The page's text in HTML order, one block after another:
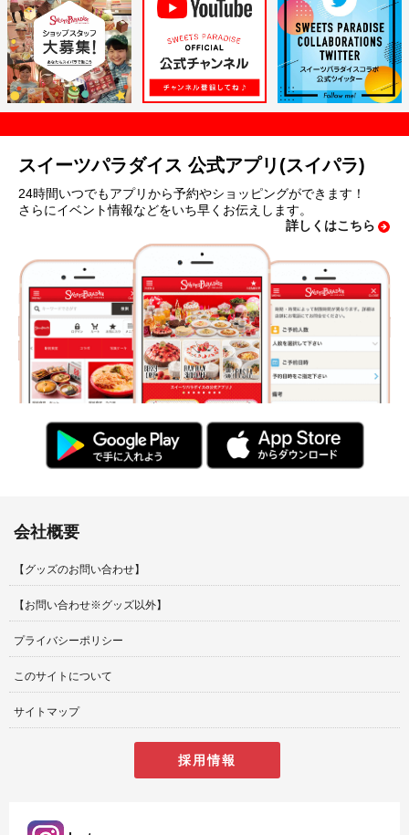
スイーツパラダイス 公式アプリ(スイパラ)
24時間いつでもアプリから予約やショッピングができます！
さらにイベント情報などをいち早くお伝えします。
詳しくはこちら
会社概要
【グッズのお問い合わせ】
【お問い合わせ※グッズ以外】
プライバシーポリシー
このサイトについて
サイトマップ
採用情報